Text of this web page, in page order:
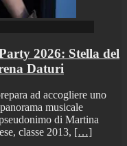
2026: Stella del
Daturi
ad accogliere uno
musicale
di Martina
classe 2013, […]